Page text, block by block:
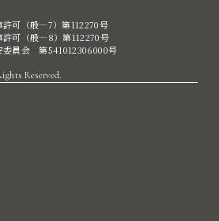
可（般―7）第112270号
可（般―8）第112270号
員会 第541012306000号
Reserved.